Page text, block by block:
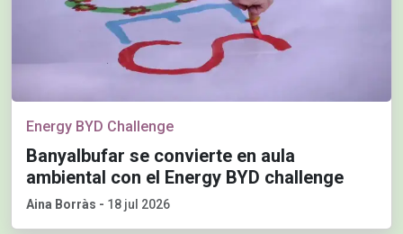
Energy BYD Challenge
Banyalbufar se convierte en aula
ambiental con el Energy BYD challenge
Aina Borràs - 18 jul 2026